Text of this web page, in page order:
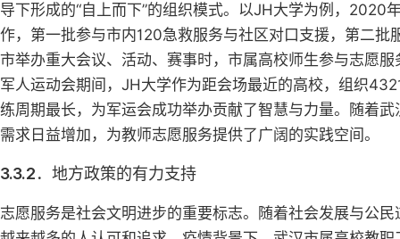
导下形成的“自上而下”的组织模式。以JH大学为例，
作，第一批参与市内120急救服务与社区对口支援，第二
市举办重大会议、活动、赛事时，市属高校师生参与志愿
军人运动会期间，JH大学作为距会场最近的高校，组织
练周期最长，为军运会成功举办贡献了智慧与力量。随着
需求日益增加，为教师志愿服务提供了广阔的实践空间。
3.3.2．地方政策的有力支持
志愿服务是社会文明进步的重要标志。随着社会发展与公